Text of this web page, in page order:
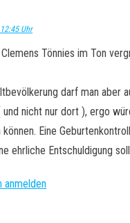
Uhr
Tönnies im Ton
darf man aber
und nicht nur dort ), ergo
Eine
ehrliche Entschuldigung
anmelden